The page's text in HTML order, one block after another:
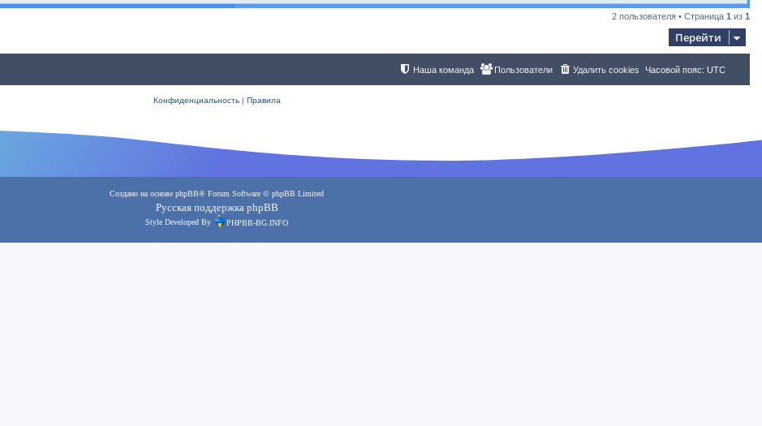
2 пользователя • Страница 1 из 1
Перейти
Часовой пояс: UTC
Удалить cookies
Пользователи
Наша команда
Конфиденциальность| Правила
Создано на основе phpBB® Forum Software © phpBB Limited
Русская поддержка phpBB
Style Developed By PHPBB-BG.INFO